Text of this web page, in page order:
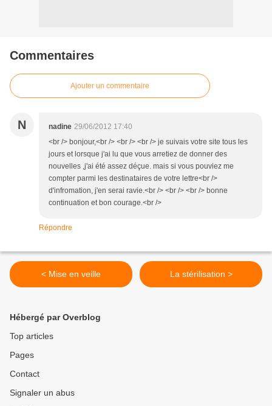
Commentaires
Ajouter un commentaire
N nadine 29/06/2012 17:40
<br /> bonjour,<br /> <br /> <br /> je suivais votre site tous les
jours et lorsque j'ai lu que vous arretiez de donner des
nouvelles ,j'ai été assez déçue. mais si vous pouviez me
compter parmi les destinataires de votre lettre<br />
d'infromation, j'en serai ravie.<br /> <br /> <br /> bonne
continuation et bon courage.<br />
Répondre
< Mise en veille La stérilisation >
Hébergé par Overblog
Top articles
Pages
Contact
Signaler un abus